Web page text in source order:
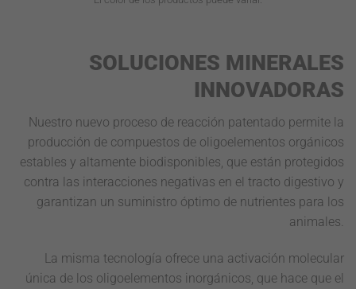
SOLUCIONES MINERALES
INNOVADORAS
Nuestro nuevo proceso de reacción patentado permite la
producción de compuestos de oligoelementos orgánicos
estables y altamente biodisponibles, que están protegidos
contra las interacciones negativas en el tracto digestivo y
garantizan un suministro óptimo de nutrientes para los
animales.
La misma tecnología ofrece una activación molecular
única de los oligoelementos inorgánicos, que hace que el